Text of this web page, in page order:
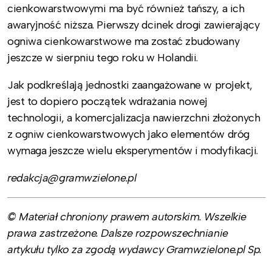
cienkowarstwowymi ma być również tańszy, a ich
awaryjność niższa. Pierwszy dcinek drogi zawierający
ogniwa cienkowarstwowe ma zostać zbudowany
jeszcze w sierpniu tego roku w Holandii.
Jak podkreślają jednostki zaangażowane w projekt,
jest to dopiero początek wdrażania nowej
technologii, a komercjalizacja nawierzchni złożonych
z ogniw cienkowarstwowych jako elementów dróg
wymaga jeszcze wielu eksperymentów i modyfikacji.
redakcja@gramwzielone.pl
© Materiał chroniony prawem autorskim. Wszelkie
prawa zastrzeżone. Dalsze rozpowszechnianie
artykułu tylko za zgodą wydawcy Gramwzielone.pl Sp.